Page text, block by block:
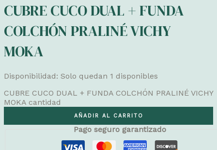
CUBRE CUCO DUAL + FUNDA
COLCHÓN PRALINÉ VICHY
MOKA
Disponibilidad: Solo quedan 1 disponibles
CUBRE CUCO DUAL + FUNDA COLCHÓN PRALINÉ VICHY
MOKA cantidad
AÑADIR AL CARRITO
Pago seguro garantizado